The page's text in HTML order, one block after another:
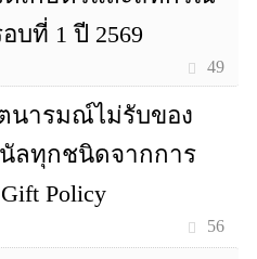
บที่ 1 ปี 2569
49
ตนารมณ์ไม่รับของ
ลทุกชนิดจากการ
Policy
56